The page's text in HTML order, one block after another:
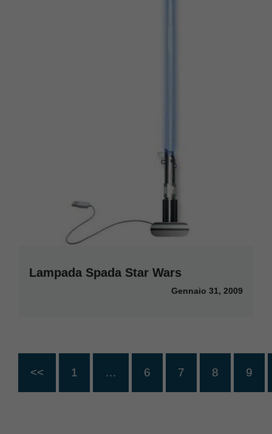
Lampada Spada Star Wars
Gennaio 31, 2009
<< 1 … 6 7 8 9